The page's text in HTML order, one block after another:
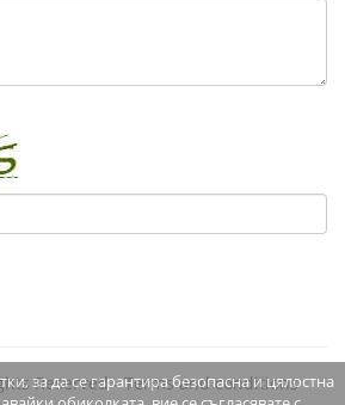
Reserved -Terms and conditions
за да се гарантира безопасна и цялостна